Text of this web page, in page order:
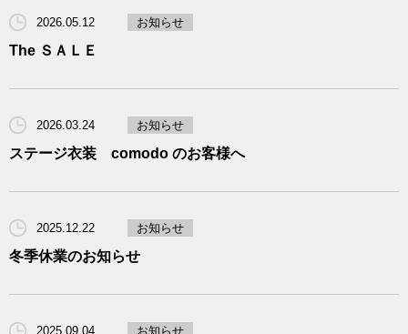
2026.05.12 お知らせ
The ＳＡＬＥ
2026.03.24 お知らせ
ステージ衣装 comodo のお客様へ
2025.12.22 お知らせ
冬季休業のお知らせ
2025.09.04 お知らせ